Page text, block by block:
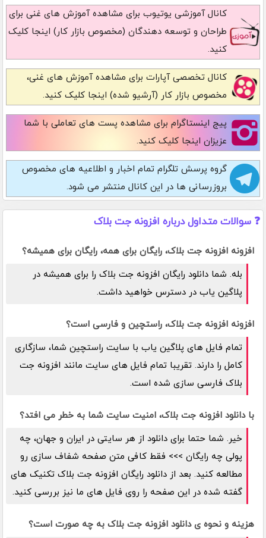
کانال آموزشی یوتیوب برای مشاهده آموزش های غنی برای
طراحان و توسعه دهندگان (مخصوص بازار کار) اینجا کلیک
کنید.
کانال تخصصی آپارات برای مشاهده آموزش های غنی،
مخصوص بازار کار (آرشیو شده) اینجا کلیک کنید.
پیج اینستاگرام برای مشاهده پست های تعاملی با شما
عزیزان اینجا کلیک کنید.
گروه پرسش تلگرام تمام اخبار و اطلاعیه های مخصوص
بروزرسانی ها در این کانال منتشر می شود.
❓ سوالات متداول درباره افزونه جت بلاک
افزونه افزونه جت بلاک، رایگان برای همه، رایگان برای همیشه؟
بله. شما دانلود رایگان افزونه جت بلاک را برای همیشه در
پلاگین یاب در دسترس خواهید داشت.
افزونه افزونه جت بلاک، راستچین و فارسی است؟
تمام فایل های پلاگین یاب با سایت راستچین شما، سازگاری
کامل را دارند. تقریبا تمام فایل های سایت مانند افزونه جت
بلاک فارسی سازی شده است.
با دانلود افزونه جت بلاک، امنیت سایت شما به خطر می افتد؟
خیر. شما حتما برای دانلود از هر سایتی در ایران و جهان، چه
پولی چه رایگان >>> فقط کافی متن صفحه شفاف سازی رو
مطالعه کنید. بعد از دانلود رایگان افزونه جت بلاک تکنیک های
گفته شده در این صفحه را روی فایل های ما نیز بررسی کنید.
هزینه و نحوه ی دانلود افزونه جت بلاک به چه صورت است؟